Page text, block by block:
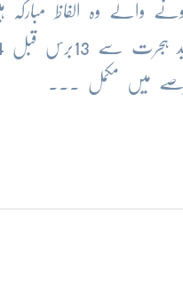
والے وہ الفاظ مبارکہ
جوایک